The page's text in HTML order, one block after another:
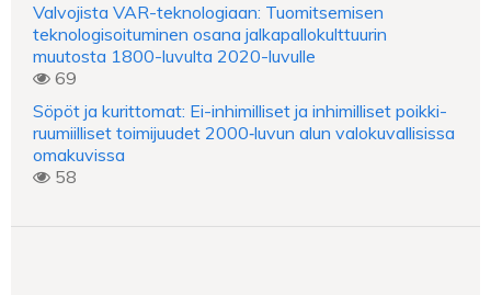
Valvojista VAR-teknologiaan: Tuomitsemisen
teknologisoituminen osana jalkapallokulttuurin
muutosta 1800-luvulta 2020-luvulle
69
Söpöt ja kurittomat: Ei-inhimilliset ja inhimilliset poikki-
ruumiilliset toimijuudet 2000‑luvun alun valokuvallisissa
omakuvissa
58